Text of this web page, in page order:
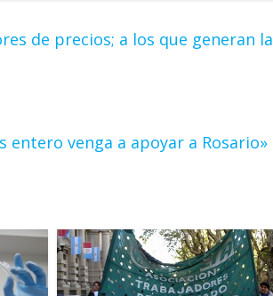
de precios; a los que generan la
entero venga a apoyar a Rosario»